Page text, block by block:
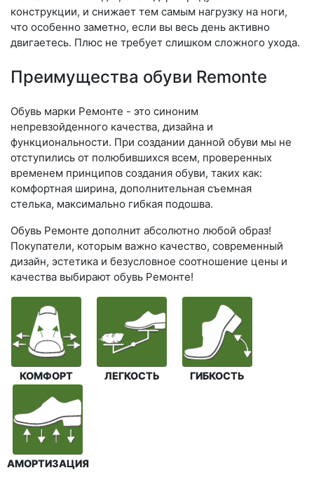
конструкции, и снижает тем самым нагрузку на ноги,
что особенно заметно, если вы весь день активно
двигаетесь. Плюс не требует слишком сложного ухода.
Преимущества обуви Remonte
Обувь марки Ремонте - это синоним
непревзойденного качества, дизайна и
функциональности. При создании данной обуви мы не
отступились от полюбившихся всем, проверенных
временем принципов создания обуви, таких как:
комфортная ширина, дополнительная съемная
стелька, максимально гибкая подошва.
Обувь Ремонте дополнит абсолютно любой образ!
Покупатели, которым важно качество, современный
дизайн, эстетика и безусловное соотношение цены и
качества выбирают обувь Ремонте!
КОМФОРТ ЛЕГКОСТЬ ГИБКОСТЬ
АМОРТИЗАЦИЯ